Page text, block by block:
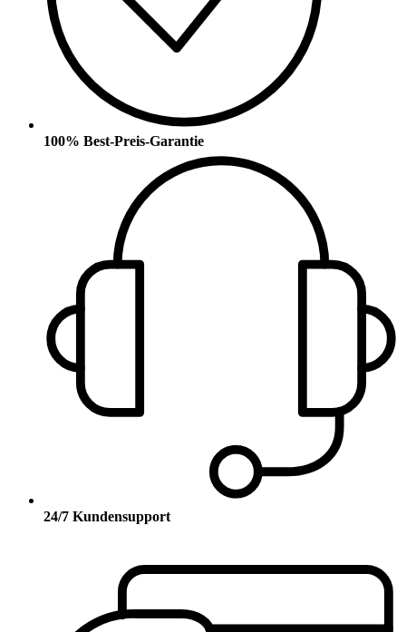
100% Best-Preis-Garantie
24/7 Kundensupport